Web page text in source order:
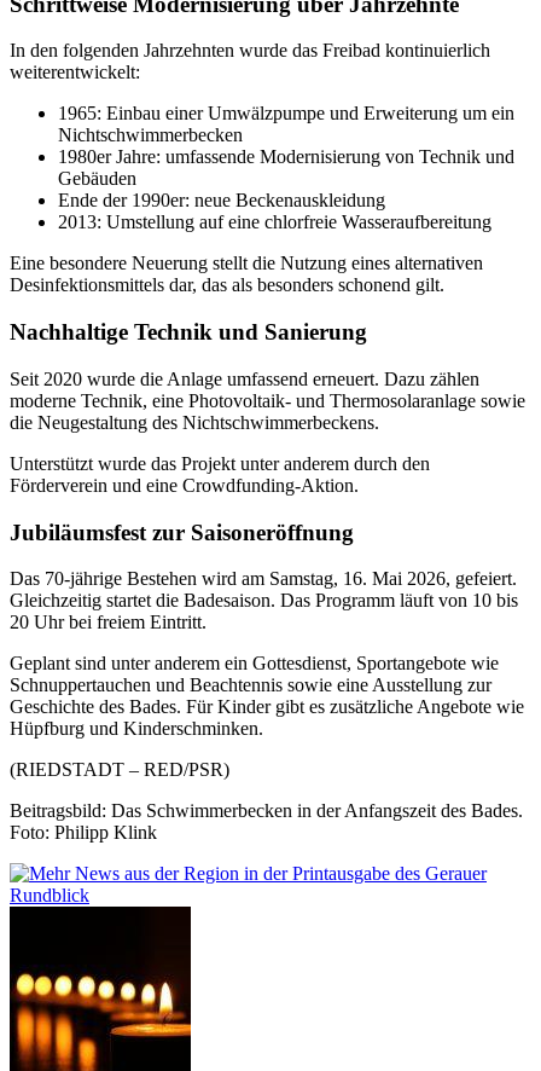
In den folgenden Jahrzehnten wurde das Freibad kontinuierlich
weiterentwickelt:
1965: Einbau einer Umwälzpumpe und Erweiterung um ein
Nichtschwimmerbecken
1980er Jahre: umfassende Modernisierung von Technik und
Gebäuden
Ende der 1990er: neue Beckenauskleidung
2013: Umstellung auf eine chlorfreie Wasseraufbereitung
Eine besondere Neuerung stellt die Nutzung eines alternativen
Desinfektionsmittels dar, das als besonders schonend gilt.
Nachhaltige Technik und Sanierung
Seit 2020 wurde die Anlage umfassend erneuert. Dazu zählen
moderne Technik, eine Photovoltaik- und Thermosolaranlage sowie
die Neugestaltung des Nichtschwimmerbeckens.
Unterstützt wurde das Projekt unter anderem durch den
Förderverein und eine Crowdfunding-Aktion.
Jubiläumsfest zur Saisoneröffnung
Das 70-jährige Bestehen wird am Samstag, 16. Mai 2026, gefeiert.
Gleichzeitig startet die Badesaison. Das Programm läuft von 10 bis
20 Uhr bei freiem Eintritt.
Geplant sind unter anderem ein Gottesdienst, Sportangebote wie
Schnuppertauchen und Beachtennis sowie eine Ausstellung zur
Geschichte des Bades. Für Kinder gibt es zusätzliche Angebote wie
Hüpfburg und Kinderschminken.
(RIEDSTADT – RED/PSR)
Beitragsbild: Das Schwimmerbecken in der Anfangszeit des Bades.
Foto: Philipp Klink